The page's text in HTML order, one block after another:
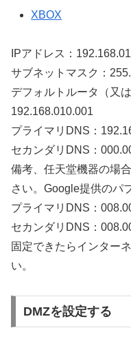
XBOX
IPアドレス：
サブネットマスク：
デフォルトルータ（又
192.168.010.001
プライマリDNS：
セカンダリDNS：
備考、任天堂機器の場
さい。Google提供のパ
プライマリDNS：
セカンダリDNS：
固定できたらインター
い。
DMZを設定する